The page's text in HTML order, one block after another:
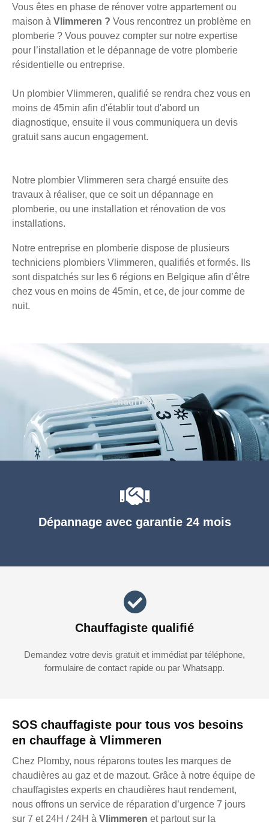
Vous êtes en phase de rénover votre appartement ou
maison à Vlimmeren ? Vous rencontrez un problème en
plomberie ? Vous pouvez compter sur notre expertise
pour l’installation et le dépannage de votre plomberie
résidentielle ou entreprise.
Un plombier Vlimmeren, qualifié se rendra chez vous en
moins de 45min afin d'établir tout d'abord un
diagnostique, ensuite il vous communiquera un devis
gratuit sans aucun engagement.
Notre plombier Vlimmeren sera chargé ensuite des
travaux à réaliser, que ce soit un dépannage en
plomberie, ou une installation et rénovation de vos
installations.
Notre entreprise en plomberie dispose de plusieurs
techniciens plombiers Vlimmeren, qualifiés et formés. Ils
sont dispatchés sur les 6 régions en Belgique afin d’être
chez vous en moins de 45min, et ce, de jour comme de
nuit.
SOS chauffagiste pour tous vos besoins
en chauffage à Vlimmeren
Chez Plomby, nous réparons toutes les marques de
chaudières au gaz et de mazout. Grâce à notre équipe de
chauffagistes experts en chaudières haut rendement,
nous offrons un service de réparation d’urgence 7 jours
sur 7 et 24H / 24H à Vlimmeren et partout sur la
Dépannage avec garantie 24 mois
Chauffagiste qualifié
Demandez votre devis gratuit et immédiat par téléphone,
formulaire de contact rapide ou par Whatsapp.
Chauffage